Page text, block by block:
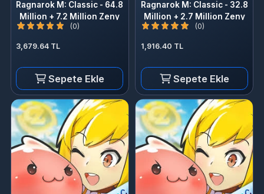
3,679.64 TL
Sepete Ekle
1,916.40 TL
Sepete Ekle
Ragnarok M: Classic - 12.8
Ragnarok M: Classic - 6.8